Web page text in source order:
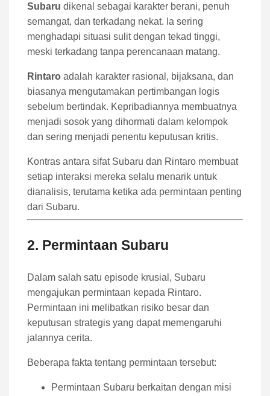
Subaru dikenal sebagai karakter berani, penuh
semangat, dan terkadang nekat. Ia sering
menghadapi situasi sulit dengan tekad tinggi,
meski terkadang tanpa perencanaan matang.
Rintaro adalah karakter rasional, bijaksana, dan
biasanya mengutamakan pertimbangan logis
sebelum bertindak. Kepribadiannya membuatnya
menjadi sosok yang dihormati dalam kelompok
dan sering menjadi penentu keputusan kritis.
Kontras antara sifat Subaru dan Rintaro membuat
setiap interaksi mereka selalu menarik untuk
dianalisis, terutama ketika ada permintaan penting
dari Subaru.
2. Permintaan Subaru
Dalam salah satu episode krusial, Subaru
mengajukan permintaan kepada Rintaro.
Permintaan ini melibatkan risiko besar dan
keputusan strategis yang dapat memengaruhi
jalannya cerita.
Beberapa fakta tentang permintaan tersebut:
Permintaan Subaru berkaitan dengan misi